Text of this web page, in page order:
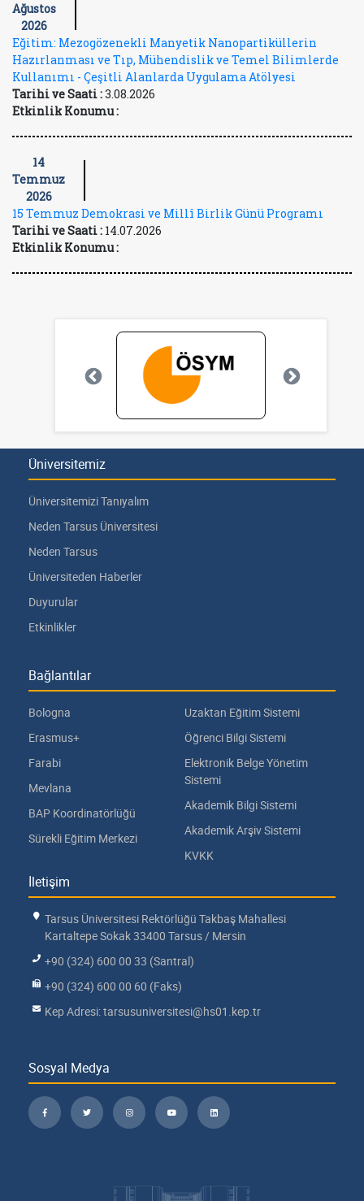
Ağustos
2026
Eğitim: Mezogözenekli Manyetik Nanopartiküllerin
Hazırlanması ve Tıp, Mühendislik ve Temel Bilimlerde
Kullanımı - Çeşitli Alanlarda Uygulama Atölyesi
Tarihi ve Saati :3.08.2026
Etkinlik Konumu :
14
Temmuz
2026
15 Temmuz Demokrasi ve Millî Birlik Günü Programı
Tarihi ve Saati : 14.07.2026
Etkinlik Konumu :
Üniversitemiz
Üniversitemizi Tanıyalım
Neden Tarsus Üniversitesi
Neden Tarsus
Üniversiteden Haberler
Duyurular
Etkinlikler
Bağlantılar
Bologna
Erasmus+
Farabi
Mevlana
BAP Koordinatörlüğü
Sürekli Eğitim Merkezi
Uzaktan Eğitim Sistemi
Öğrenci Bilgi Sistemi
Elektronik Belge Yönetim
Sistemi
Akademik Bilgi Sistemi
Akademik Arşiv Sistemi
KVKK
İletişim
Tarsus Üniversitesi Rektörlüğü Takbaş Mahallesi
Kartaltepe Sokak 33400 Tarsus / Mersin
+90 (324) 600 00 33 (Santral)
+90 (324) 600 00 60 (Faks)
Kep Adresi: tarsusuniversitesi@hs01.kep.tr
Sosyal Medya